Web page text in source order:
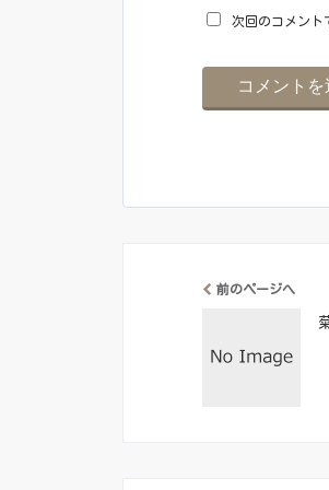
次回のコメント
前のページへ